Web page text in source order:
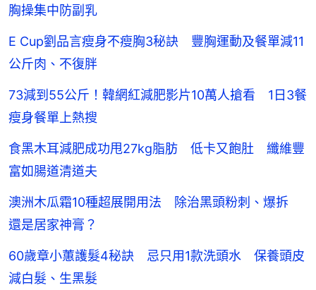
胸操集中防副乳
E Cup劉品言瘦身不瘦胸3秘訣 豐胸運動及餐單減11
公斤肉、不復胖
73減到55公斤！韓網紅減肥影片10萬人搶看 1日3餐
瘦身餐單上熱搜
食黑木耳減肥成功甩27kg脂肪 低卡又飽肚 纖維豐
富如腸道清道夫
澳洲木瓜霜10種超展開用法 除治黑頭粉刺、爆拆
還是居家神膏？
60歲章小蕙護髮4秘訣 忌只用1款洗頭水 保養頭皮
減白髮、生黑髮